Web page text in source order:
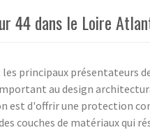
44 dans le Loire
principaux présentateurs
au design
est d'offrir une protection
couches de matériaux qui